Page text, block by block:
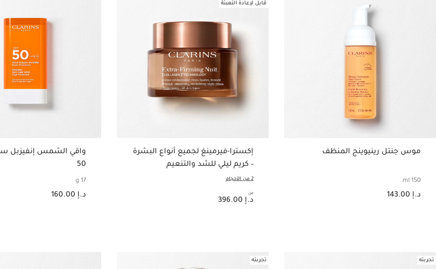
موس جنتل رينيوينج المنظف
150 ml
السعر الحالي هو د.إ 143.00
د.إ 143.00
قابل لإعادة التعبئة
إكسترا-فيرمينغ لجميع أنواع البشرة
– كريم ليلي للشد والتنعيم
2 من الأحجام
من
السعر الحالي هو د.إ 396.00
د.إ 396.00
50
17 g
السعر الحالي هو د.إ 160.00
د.إ 160.00
تجربته تجربته